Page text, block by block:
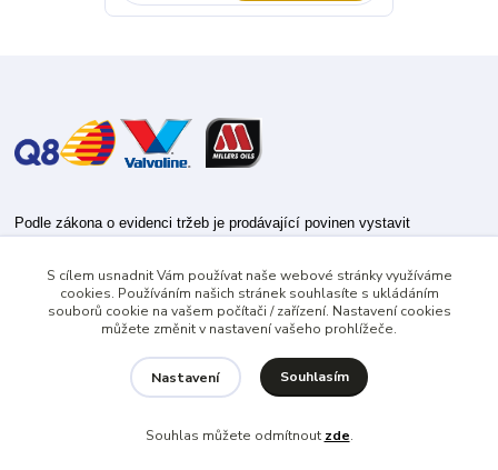
Podle zákona o evidenci tržeb je prodávající povinen vystavit
Zároveň je povinen zaevidovat přijatou tržbu u správce daně online; v
případě technického výpadku pak nejpozději do 48 hodin.
S cílem usnadnit Vám používat naše webové stránky využíváme
cookies. Používáním našich stránek souhlasíte s ukládáním
souborů cookie na vašem počítači / zařízení. Nastavení cookies
můžete změnit v nastavení vašeho prohlížeče.
Nastavení Souhlasím
Souhlas můžete odmítnout zde.